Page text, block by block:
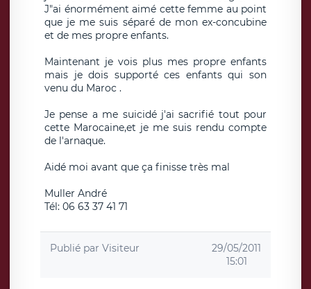
J"ai énormément aimé cette femme au point
que je me suis séparé de mon ex-concubine
et de mes propre enfants.
Maintenant je vois plus mes propre enfants
mais je dois supporté ces enfants qui son
venu du Maroc .
Je pense a me suicidé j'ai sacrifié tout pour
cette Marocaine,et je me suis rendu compte
de l'arnaque.
Aidé moi avant que ça finisse très mal
Muller André
Tél: 06 63 37 41 71
Publié par Visiteur
29/05/2011
15:01